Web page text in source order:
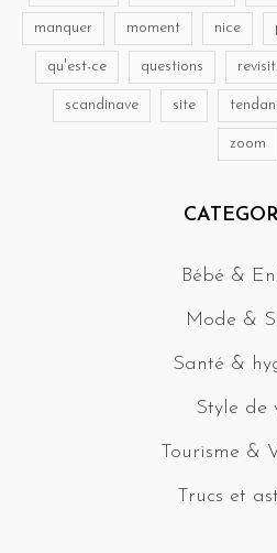
manquer moment nice
qu'est-ce questions
scandinave site
zoom
Bébé &
Mode &
Santé &
Style de
Tourisme &
Trucs et